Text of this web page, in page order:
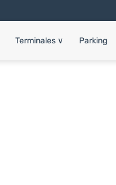
Terminales ∨ Parking